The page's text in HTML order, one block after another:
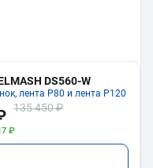
DS560-W
лента P80 и лента P120
135 450 ₽
₽